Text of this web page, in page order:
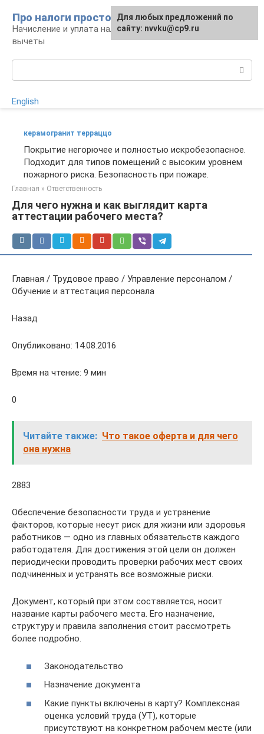
контенту
Про налоги просто
Начисление и уплата налогов, налоговые
вычеты
English
керамогранит терраццо
Покрытие негорючее и полностью искробезопасное.
Подходит для типов помещений с высоким уровнем
пожарного риска. Безопасность при пожаре.
Главная » Ответственность
Для чего нужна и как выглядит карта
аттестации рабочего места?
Главная / Трудовое право / Управление персоналом /
Обучение и аттестация персонала
Назад
Опубликовано: 14.08.2016
Время на чтение: 9 мин
0
Читайте также: Что такое оферта и для чего
она нужна
2883
Обеспечение безопасности труда и устранение
факторов, которые несут риск для жизни или здоровья
работников — одно из главных обязательств каждого
работодателя. Для достижения этой цели он должен
периодически проводить проверки рабочих мест своих
подчиненных и устранять все возможные риски.
Документ, который при этом составляется, носит
название карты рабочего места. Его назначение,
структуру и правила заполнения стоит рассмотреть
более подробно.
Законодательство
Назначение документа
Какие пункты включены в карту? Комплексная
оценка условий труда (УТ), которые
присутствуют на конкретном рабочем месте (или
Для любых предложений по
сайту: nvvku@cp9.ru